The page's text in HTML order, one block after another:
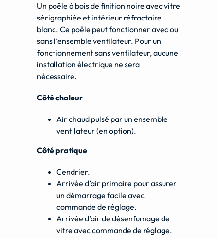
Un poêle à bois de finition noire avec vitre
sérigraphiée et intérieur réfractaire
blanc. Ce poêle peut fonctionner avec ou
sans l’ensemble ventilateur. Pour un
fonctionnement sans ventilateur, aucune
installation électrique ne sera
nécessaire.
Côté chaleur
Air chaud pulsé par un ensemble
ventilateur (en option).
Côté pratique
Cendrier.
Arrivée d’air primaire pour assurer
un démarrage facile avec
commande de réglage.
Arrivée d’air de désenfumage de
vitre avec commande de réglage.